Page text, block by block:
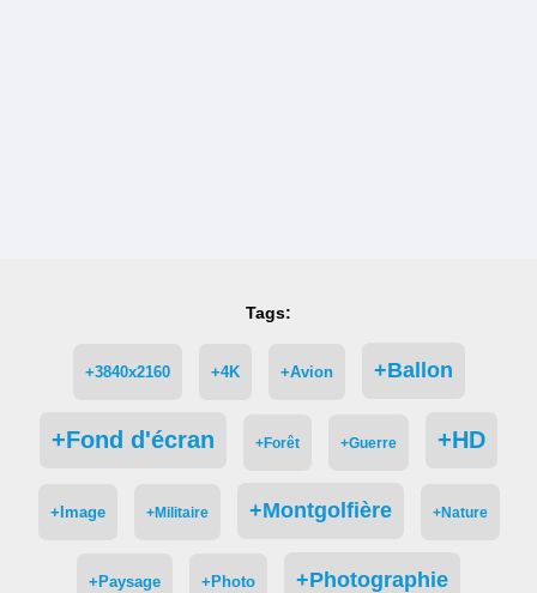
Tags:
+3840x2160 +4K +Avion +Ballon
+Fond d'écran +Forêt +Guerre +HD
+Image +Militaire +Montgolfière +Nature
+Paysage +Photo +Photographie